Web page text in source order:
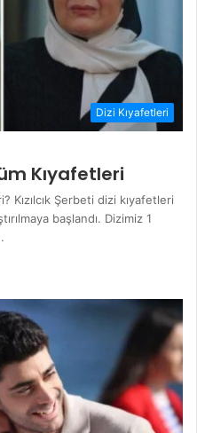
Dizi Kıyafetleri
Kıyafetleri
Kızılcık Şerbeti dizi kıyafetleri
başlandı. Dizimiz 1